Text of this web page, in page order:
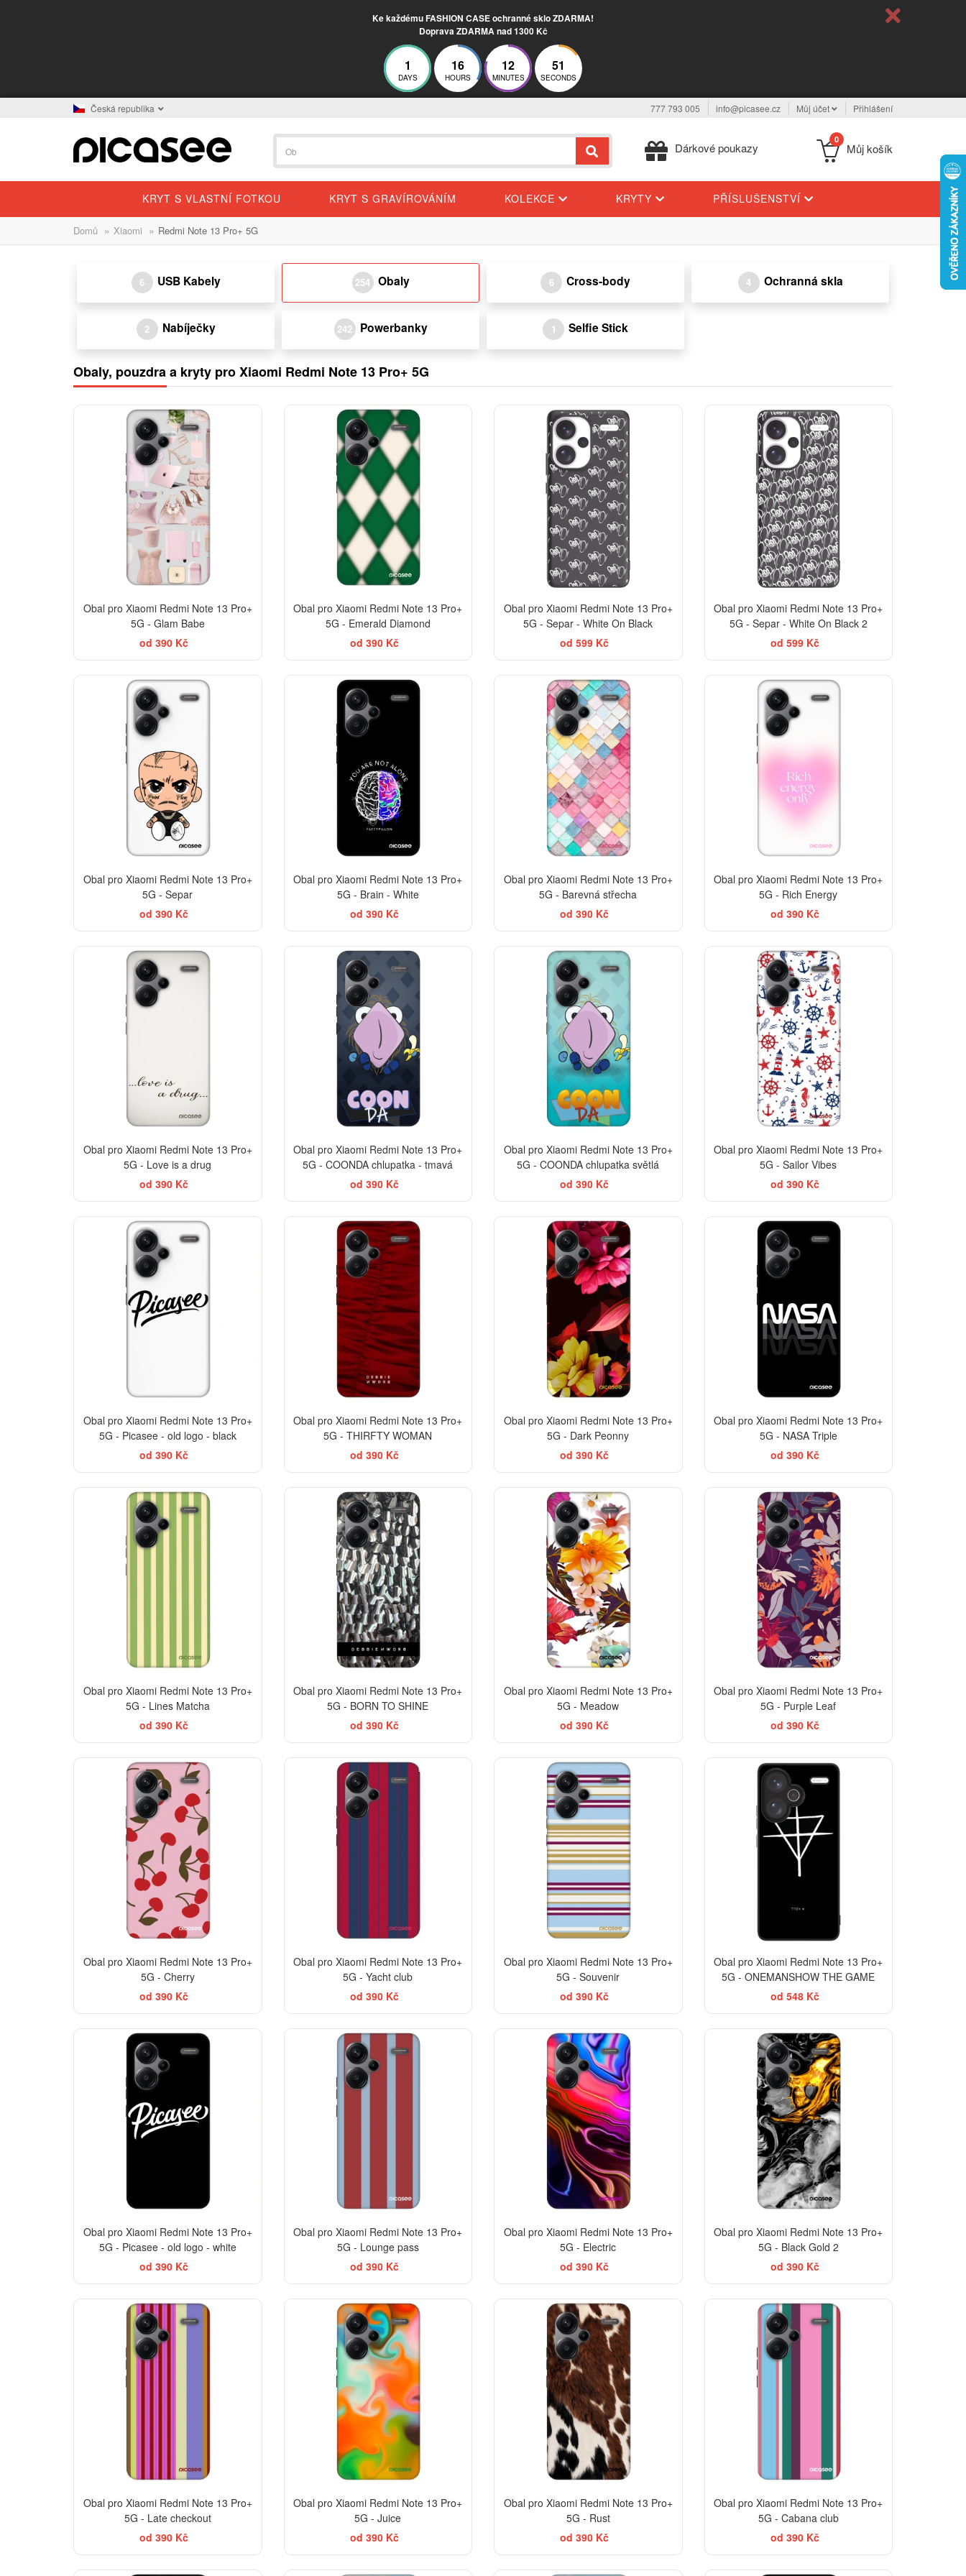
Ke každému FASHION CASE ochranné sklo ZDARMA!
Doprava ZDARMA nad 1300 Kč
1
DAYS
16
HOURS
12
MINUTES
50
SECONDS
Česká republika 777 793 005 info@picasee.cz Můj účet Přihlášení
Dárkové poukazy
0
Můj košík
KRYT S VLASTNÍ FOTKOU KRYT S GRAVÍROVÁNÍM KOLEKCE KRYTY PŘÍSLUŠENSTVÍ
Domů » Xiaomi » Redmi Note 13 Pro+ 5G
6 USB Kabely 254 Obaly 6 Cross-body 4 Ochranná skla
2 Nabíječky 242 Powerbanky 1 Selfie Stick
Obaly, pouzdra a kryty pro Xiaomi Redmi Note 13 Pro+ 5G
Obal pro Xiaomi Redmi Note 13 Pro+
5G - Glam Babe
od 390 Kč
Obal pro Xiaomi Redmi Note 13 Pro+
5G - Emerald Diamond
od 390 Kč
Obal pro Xiaomi Redmi Note 13 Pro+
5G - Separ - White On Black
od 599 Kč
Obal pro Xiaomi Redmi Note 13 Pro+
5G - Separ - White On Black 2
od 599 Kč
Obal pro Xiaomi Redmi Note 13 Pro+
5G - Separ
od 390 Kč
Obal pro Xiaomi Redmi Note 13 Pro+
5G - Brain - White
od 390 Kč
Obal pro Xiaomi Redmi Note 13 Pro+
5G - Barevná střecha
od 390 Kč
Obal pro Xiaomi Redmi Note 13 Pro+
5G - Rich Energy
od 390 Kč
Obal pro Xiaomi Redmi Note 13 Pro+
5G - Love is a drug
od 390 Kč
Obal pro Xiaomi Redmi Note 13 Pro+
5G - COONDA chlupatka - tmavá
od 390 Kč
Obal pro Xiaomi Redmi Note 13 Pro+
5G - COONDA chlupatka světlá
od 390 Kč
Obal pro Xiaomi Redmi Note 13 Pro+
5G - Sailor Vibes
od 390 Kč
Obal pro Xiaomi Redmi Note 13 Pro+
5G - Picasee - old logo - black
od 390 Kč
Obal pro Xiaomi Redmi Note 13 Pro+
5G - THIRFTY WOMAN
od 390 Kč
Obal pro Xiaomi Redmi Note 13 Pro+
5G - Dark Peonny
od 390 Kč
Obal pro Xiaomi Redmi Note 13 Pro+
5G - NASA Triple
od 390 Kč
Obal pro Xiaomi Redmi Note 13 Pro+
5G - Lines Matcha
od 390 Kč
Obal pro Xiaomi Redmi Note 13 Pro+
5G - BORN TO SHINE
od 390 Kč
Obal pro Xiaomi Redmi Note 13 Pro+
5G - Meadow
od 390 Kč
Obal pro Xiaomi Redmi Note 13 Pro+
5G - Purple Leaf
od 390 Kč
Obal pro Xiaomi Redmi Note 13 Pro+
5G - Cherry
od 390 Kč
BESTSELLER
Obal pro Xiaomi Redmi Note 13 Pro+
5G - Yacht club
od 390 Kč
Obal pro Xiaomi Redmi Note 13 Pro+
5G - Souvenir
od 390 Kč
Obal pro Xiaomi Redmi Note 13 Pro+
5G - ONEMANSHOW THE GAME
od 548 Kč
Obal pro Xiaomi Redmi Note 13 Pro+
5G - Picasee - old logo - white
od 390 Kč
Obal pro Xiaomi Redmi Note 13 Pro+
5G - Lounge pass
od 390 Kč
Obal pro Xiaomi Redmi Note 13 Pro+
5G - Electric
od 390 Kč
Obal pro Xiaomi Redmi Note 13 Pro+
5G - Black Gold 2
od 390 Kč
Obal pro Xiaomi Redmi Note 13 Pro+
5G - Late checkout
od 390 Kč
Obal pro Xiaomi Redmi Note 13 Pro+
5G - Juice
od 390 Kč
Obal pro Xiaomi Redmi Note 13 Pro+
5G - Rust
od 390 Kč
Obal pro Xiaomi Redmi Note 13 Pro+
5G - Cabana club
od 390 Kč